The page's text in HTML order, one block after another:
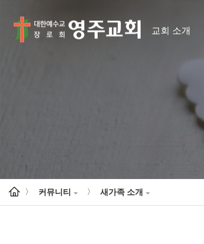
교회 소개
> 커뮤니티 > 새가족 소개